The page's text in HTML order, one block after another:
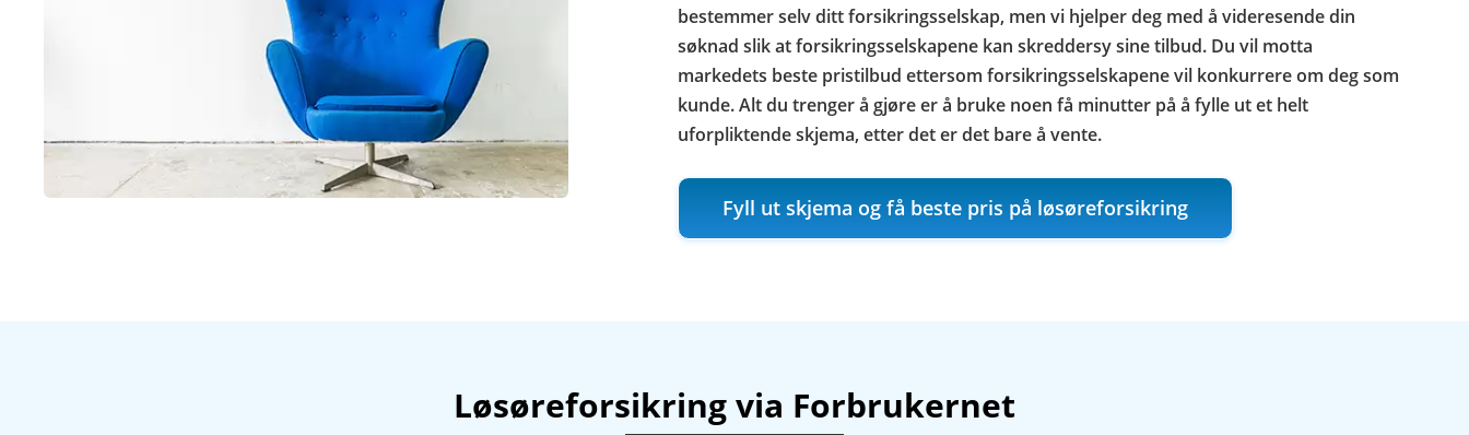
bestemmer selv ditt forsikringsselskap, men vi hjelper deg med å videresende din
søknad slik at forsikringsselskapene kan skreddersy sine tilbud. Du vil motta
markedets beste pristilbud ettersom forsikringsselskapene vil konkurrere om deg som
kunde. Alt du trenger å gjøre er å bruke noen få minutter på å fylle ut et helt
uforpliktende skjema, etter det er det bare å vente.
Fyll ut skjema og få beste pris på løsøreforsikring
Løsøreforsikring via Forbrukernet